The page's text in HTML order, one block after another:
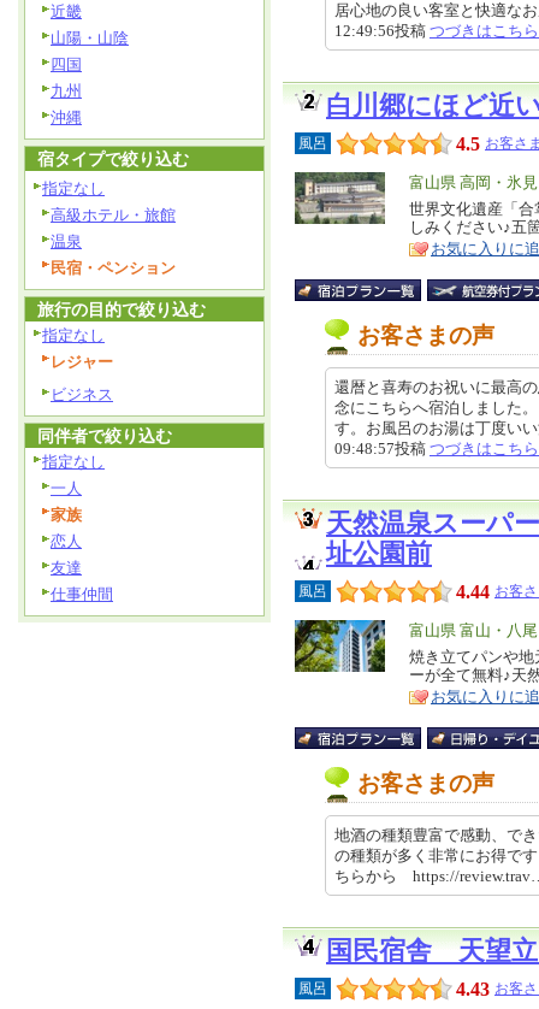
居心地の良い客室と快適な
12:49:56投稿 つづきはこちら
白川郷にほど近
風呂 4.5 お客さ
エ
リ
ア
富山県 高岡・氷
特
徴
世界文化遺産「
しみください♪五
お気に入りに
お客さまの声
還暦と喜寿のお祝いに最高
念にこちらへ宿泊しました
す。お風呂のお湯は丁度い
09:48:57投稿 つづきはこちら
天然温泉スーパ
址公園前
風呂 4.44 お客
エ
リ
ア
富山県 富山・八
特
徴
焼き立てパンや
ーが全て無料♪天
お気に入りに
お客さまの声
地酒の種類豊富で感動、で
の種類が多く非常にお得で
ちらから https://
国民宿舎 天望
風呂 4.43 お客
近畿
山陽・山陰
四国
九州
沖縄
宿タイプで絞り込む
指定なし
高級ホテル・旅館
温泉
民宿・ペンション
旅行の目的で絞り込む
指定なし
レジャー
ビジネス
同伴者で絞り込む
指定なし
一人
家族
恋人
友達
仕事仲間